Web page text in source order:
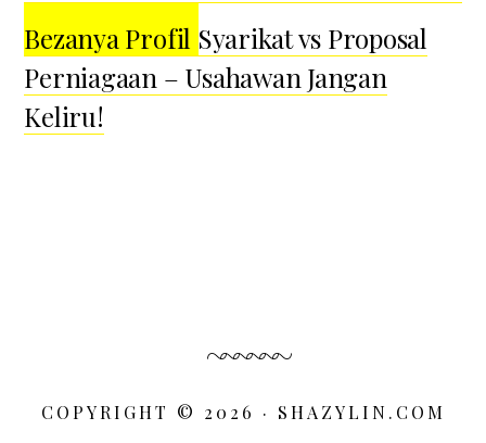
Bezanya Profil Syarikat vs Proposal
Perniagaan – Usahawan Jangan
Keliru!
COPYRIGHT © 2026 · SHAZYLIN.COM